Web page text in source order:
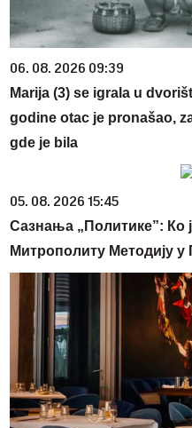
06. 08. 2026 09:39
Marija (3) se igrala u
godine otac je pronašao,
gde je bila
05. 08. 2026 15:45
Сазнања „Политике”: Ко
Митрополиту Методију